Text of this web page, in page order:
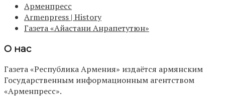
Арменпресс
Armenpress | History
Газета «Айастани Анрапетутюн»
О нас
Газета «Республика Армения» издаётся армянским
Государственным информационным агентством
«Арменпресс».